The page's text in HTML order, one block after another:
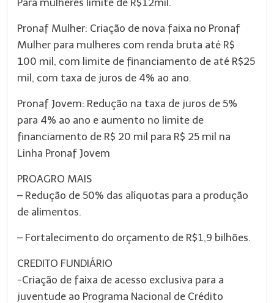
Para mulheres limite de R$12mil.
Pronaf Mulher: Criação de nova faixa no Pronaf
Mulher para mulheres com renda bruta até R$
100 mil, com limite de financiamento de até R$25
mil, com taxa de juros de 4% ao ano.
Pronaf Jovem: Redução na taxa de juros de 5%
para 4% ao ano e aumento no limite de
financiamento de R$ 20 mil para R$ 25 mil na
Linha Pronaf Jovem
PROAGRO MAIS
– Redução de 50% das alíquotas para a produção
de alimentos.
– Fortalecimento do orçamento de R$1,9 bilhões.
CREDITO FUNDIÁRIO
-Criação de faixa de acesso exclusiva para a
juventude ao Programa Nacional de Crédito